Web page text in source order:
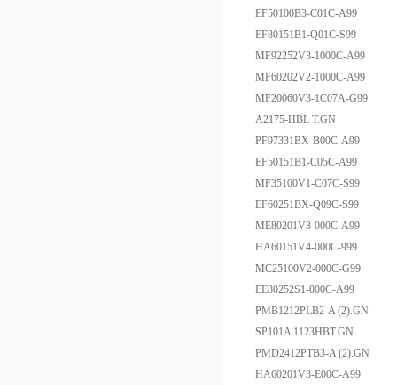
EF50100B3-C01C-A99
EF80151B1-Q01C-S99
MF92252V3-1000C-A99
MF60202V2-1000C-A99
MF20060V3-1C07A-G99
A2175-HBL T.GN
PF97331BX-B00C-A99
EF50151B1-C05C-A99
MF35100V1-C07C-S99
EF60251BX-Q09C-S99
ME80201V3-000C-A99
HA60151V4-000C-999
MC25100V2-000C-G99
EE80252S1-000C-A99
PMB1212PLB2-A (2).GN
SP101A 1123HBT.GN
PMD2412PTB3-A (2).GN
HA60201V3-E00C-A99